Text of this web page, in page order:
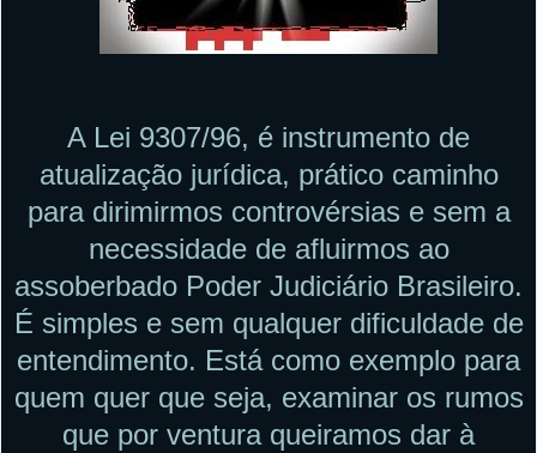
A Lei 9307/96, é instrumento de
atualização jurídica, prático caminho
para dirimirmos controvérsias e sem a
necessidade de afluirmos ao
assoberbado Poder Judiciário Brasileiro.
É simples e sem qualquer dificuldade de
entendimento. Está como exemplo para
quem quer que seja, examinar os rumos
que por ventura queiramos dar à